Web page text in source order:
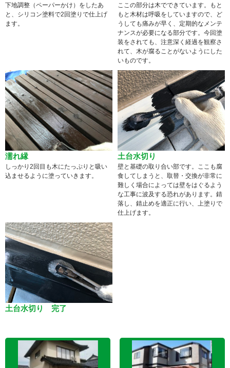
下地調整（ペーパーかけ）をしたあ
と、シリコン塗料で2回塗りで仕上げ
ます。
ここの部分は木でできています。もと
もと木材は呼吸をしていますので、ど
うしても痛みが早く、定期的なメンテ
ナンスが必要になる部分です。今回塗
装をされても、注意深く経過を観察さ
れて、木が腐ることがないようにした
いものです。
濡れ縁
しっかり2回目も木にたっぷりと吸い
込ませるように塗っていきます。
土台水切り
壁と基礎の取り合い部です。ここも腐
食してしまうと、取替・交換が非常に
難しく場合によっては壁をはぐるよう
な工事に波及する恐れがあります。錆
落し、錆止めを適正に行い、上塗りで
仕上げます。
土台水切り 完了